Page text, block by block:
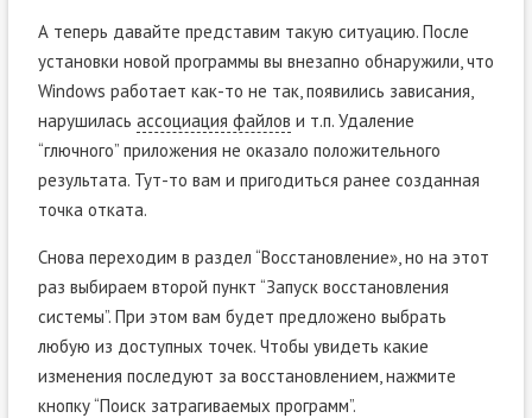
А теперь давайте представим такую ситуацию. После
установки новой программы вы внезапно обнаружили, что
Windows работает как-то не так, появились зависания,
нарушилась ассоциация файлов и т.п. Удаление
“глючного” приложения не оказало положительного
результата. Тут-то вам и пригодиться ранее созданная
точка отката.
Снова переходим в раздел “Восстановление», но на этот
раз выбираем второй пункт “Запуск восстановления
системы”. При этом вам будет предложено выбрать
любую из доступных точек. Чтобы увидеть какие
изменения последуют за восстановлением, нажмите
кнопку “Поиск затрагиваемых программ”.